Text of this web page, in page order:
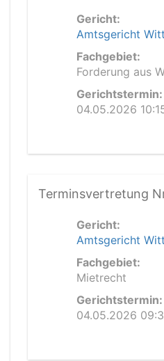
Gericht:
Amtsgericht
Fachgebiet:
Forderung aus
Gerichtstermin:
04.05.2026
Terminsvertretung
Gericht:
Amtsgericht
Fachgebiet:
Mietrecht
Gerichtstermin:
04.05.2026